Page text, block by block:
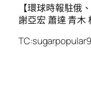
【環球時報駐俄
謝亞宏 蕭達 青木